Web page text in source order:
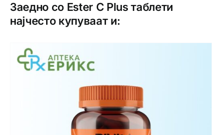
Заедно со Ester C Plus таблети
најчесто купуваат и: